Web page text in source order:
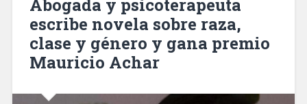
Abogada y psicoterapeuta
escribe novela sobre raza,
clase y género y gana premio
Mauricio Achar